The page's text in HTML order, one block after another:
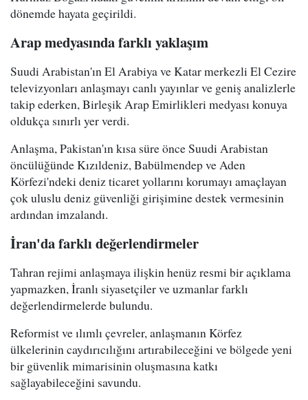
dönemde hayata geçirildi.
Arap medyasında farklı yaklaşım
Suudi Arabistan'ın El Arabiya ve Katar merkezli El Cezire
televizyonları anlaşmayı canlı yayınlar ve geniş analizlerle
takip ederken, Birleşik Arap Emirlikleri medyası konuya
oldukça sınırlı yer verdi.
Anlaşma, Pakistan'ın kısa süre önce Suudi Arabistan
öncülüğünde Kızıldeniz, Babülmendep ve Aden
Körfezi'ndeki deniz ticaret yollarını korumayı amaçlayan
çok uluslu deniz güvenliği girişimine destek vermesinin
ardından imzalandı.
İran'da farklı değerlendirmeler
Tahran rejimi anlaşmaya ilişkin henüz resmi bir açıklama
yapmazken, İranlı siyasetçiler ve uzmanlar farklı
değerlendirmelerde bulundu.
Reformist ve ılımlı çevreler, anlaşmanın Körfez
ülkelerinin caydırıcılığını artırabileceğini ve bölgede yeni
bir güvenlik mimarisinin oluşmasına katkı
sağlayabileceğini savundu.